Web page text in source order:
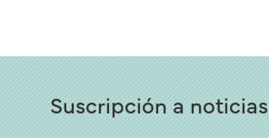
Suscripción a noticias